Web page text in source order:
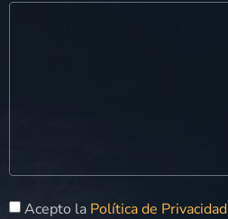
Acepto la Política de Privacidad